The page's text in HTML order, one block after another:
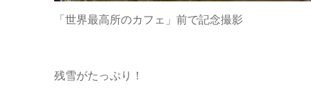
「世界最高所のカフェ」前で記念撮影
残雪がたっぷり！